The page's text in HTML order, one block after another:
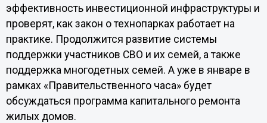
эффективность инвестиционной инфраструктуры и
проверят, как закон о технопарках работает на
практике. Продолжится развитие системы
поддержки участников СВО и их семей, а также
поддержка многодетных семей. А уже в январе в
рамках «Правительственного часа» будет
обсуждаться программа капитального ремонта
жилых домов.